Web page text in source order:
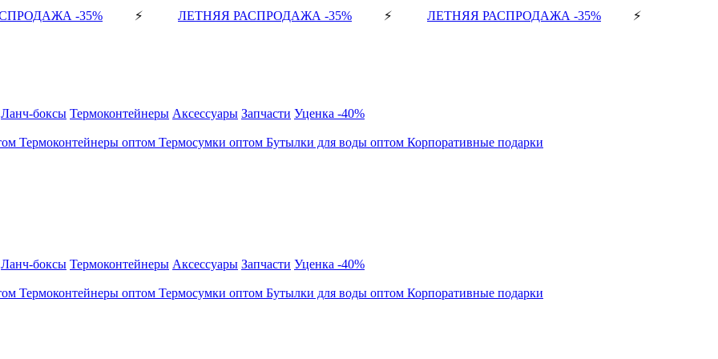
-35% ⚡ ЛЕТНЯЯ РАСПРОДАЖА -35% ⚡ ЛЕТНЯЯ РАСПРОДАЖА -35% ⚡
Ланч-боксы Термоконтейнеры Аксессуары Запчасти Уценка -40%
Термоконтейнеры оптом Термосумки оптом Бутылки для воды оптом Корпоративные подарки
Ланч-боксы Термоконтейнеры Аксессуары Запчасти Уценка -40%
Термоконтейнеры оптом Термосумки оптом Бутылки для воды оптом Корпоративные подарки